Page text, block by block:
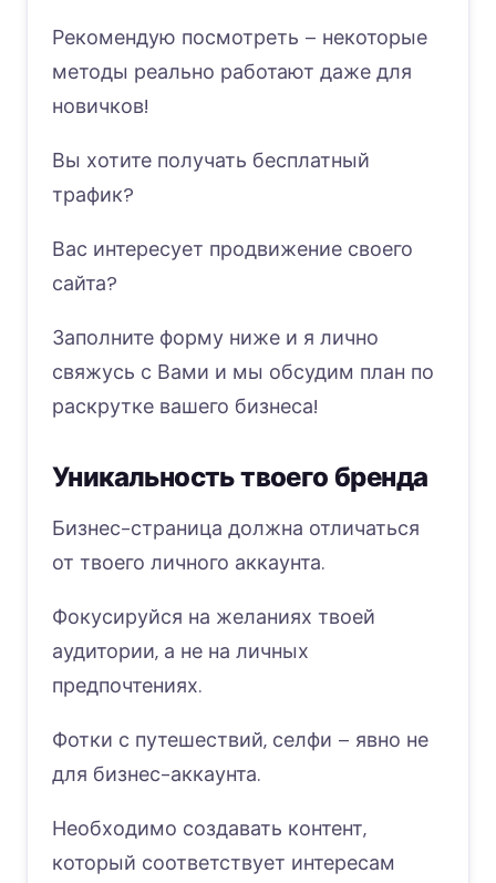
Рекомендую посмотреть – некоторые
методы реально работают даже для
новичков!
Вы хотите получать бесплатный
трафик?
Вас интересует продвижение своего
сайта?
Заполните форму ниже и я лично
свяжусь с Вами и мы обсудим план по
раскрутке вашего бизнеса!
Уникальность твоего бренда
Бизнес-страница должна отличаться
от твоего личного аккаунта.
Фокусируйся на желаниях твоей
аудитории, а не на личных
предпочтениях.
Фотки с путешествий, селфи – явно не
для бизнес-аккаунта.
Необходимо создавать контент,
который соответствует интересам